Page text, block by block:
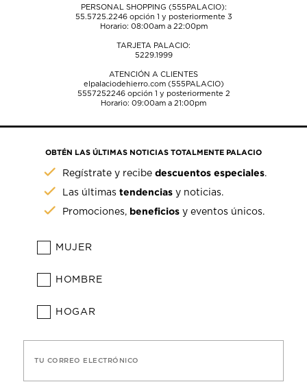
PERSONAL SHOPPING (555PALACIO):
55.5725.2246opción 1 y posteriormente 3
Horario: 08:00am a 22:00pm
TARJETA PALACIO:
5229.1999
ATENCIÓN A CLIENTES
elpalaciodehierro.com (555PALACIO)
5557252246opción 1 y posteriormente 2
Horario: 09:00am a 21:00pm
OBTÉN LAS ÚLTIMAS NOTICIAS TOTALMENTE PALACIO
Regístrate y recibedescuentos especiales.
Las últimastendencias y noticias.
Promociones, beneficios y eventos únicos.
MUJER
HOMBRE
HOGAR
TU CORREO ELECTRÓNICO